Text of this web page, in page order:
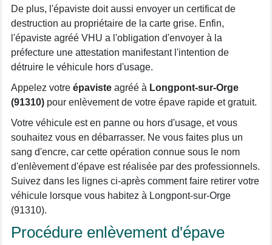
De plus, l'épaviste doit aussi envoyer un certificat de
destruction au propriétaire de la carte grise. Enfin,
l'épaviste agréé VHU a l'obligation d'envoyer à la
préfecture une attestation manifestant l'intention de
détruire le véhicule hors d'usage.
Appelez votre épaviste agréé à Longpont-sur-Orge
(91310) pour enlèvement de votre épave rapide et gratuit.
Votre véhicule est en panne ou hors d'usage, et vous
souhaitez vous en débarrasser. Ne vous faites plus un
sang d'encre, car cette opération connue sous le nom
d'enlèvement d'épave est réalisée par des professionnels.
Suivez dans les lignes ci-après comment faire retirer votre
véhicule lorsque vous habitez à Longpont-sur-Orge
(91310).
Procédure enlèvement d'épave